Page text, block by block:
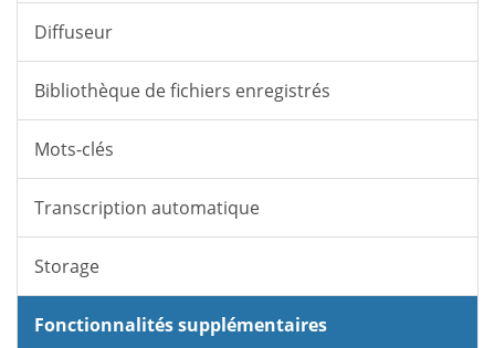
Diffuseur
Bibliothèque de fichiers enregistrés
Mots-clés
Transcription automatique
Storage
Fonctionnalités supplémentaires